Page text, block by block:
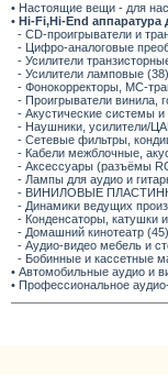
• Настоящие вещи - для
• Hi-Fi,Hi-End аппаратура
- CD-проигрыватели и
- Цифро-аналоговые
- Усилители
- Усилители ламповые (38)
- Фонокорректоры, МС-
- Проигрыватели винила,
- Акустические системы
- Наушники, усилители/
- Сетевые фильтры,
- Кабели межблочные,
- Аксессуары (разъёмы
- Лампы для аудио и
- ВИНИЛОВЫЕ
- Динамики ведущих
- Конденсаторы, катушки
- Домашний кинотеатр (45)
- Аудио-видео мебель и
- Бобинные и кассетные
• Автомобильные аудио и
• Профессиональное